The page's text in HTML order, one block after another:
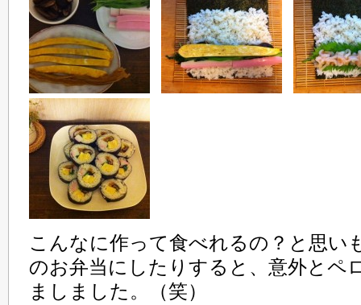
こんなに作って食べれるの？と思い
のお弁当にしたりすると、意外とペ
ましました。（笑）